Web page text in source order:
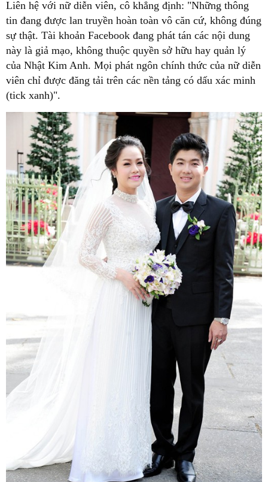
Liên hệ với nữ diễn viên, cô khẳng định: "Những thông
tin đang được lan truyền hoàn toàn vô căn cứ, không đúng
sự thật. Tài khoản Facebook đang phát tán các nội dung
này là giả mạo, không thuộc quyền sở hữu hay quản lý
của Nhật Kim Anh. Mọi phát ngôn chính thức của nữ diễn
viên chỉ được đăng tải trên các nền tảng có dấu xác minh
(tick xanh)".